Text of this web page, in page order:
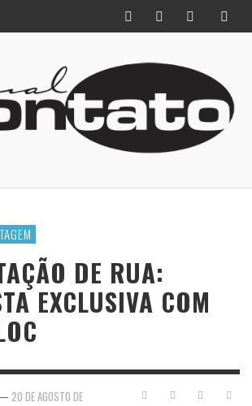
DE RUA:
EXCLUSIVA COM
20 DE AGOSTO DE